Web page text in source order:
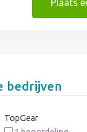
Plaats
bedrijven
TopGear